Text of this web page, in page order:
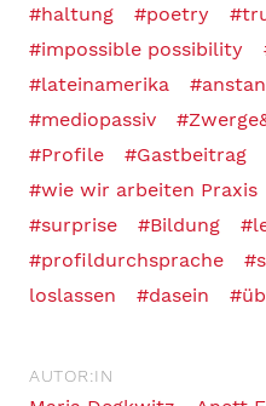
#haltung #poetry
#impossible possibility
#lateinamerika
#mediopassiv
#Profile
#Gastbeitrag
#wie wir arbeiten Praxis
#surprise
#Bildung
#profildurchsprache
loslassen
#dasein
AUTOR:IN